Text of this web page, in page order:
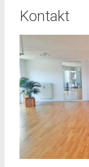
Kontakt